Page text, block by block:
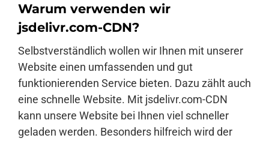
Warum verwenden wir
jsdelivr.com-CDN?
Selbstverständlich wollen wir Ihnen mit unserer
Website einen umfassenden und gut
funktionierenden Service bieten. Dazu zählt auch
eine schnelle Website. Mit jsdelivr.com-CDN
kann unsere Website bei Ihnen viel schneller
geladen werden. Besonders hilfreich wird der